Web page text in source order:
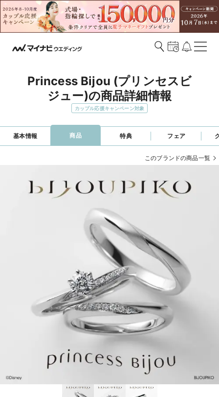
Princess Bijou (プリンセスビ
ジュー)の商品詳細情報
カップル応援キャンペーン対象
基本情報 商品 特典 フェア
このブランドの商品一覧